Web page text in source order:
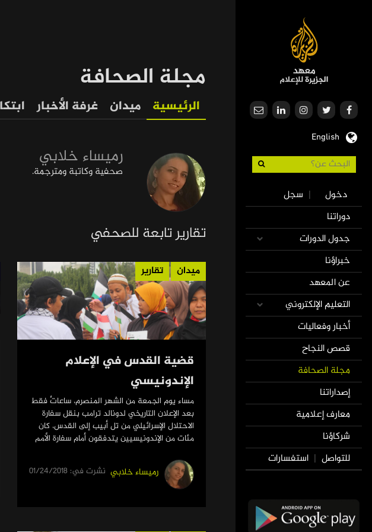
English
User
account
menu
دخول | سجل
Main
navigation
دوراتنا
جدول الدورات
خبراؤنا
عن المعهد
التعليم الإلكتروني
أخبار وفعاليات
قصص النجاح
مجلة الصحافة
إصداراتنا
معارف إعلامية
شركاؤنا
للتواصل | استفسارات
مجلة الصحافة
Journalism
الرئيسية ميدان غرفة الأخبار
رميساء خلابي
صحفية وكاتبة ومترجمة.
تقارير تابعة للصحفي
ميدان تقارير
قضية القدس في الإعلام
الإندونيسي
مساء يوم الجمعة من الشهر المنصرم، ساعاتٌ فقط
بعد الإعلان التاريخي لدونالد ترامب بنقل سفارة
الاحتلال الإسرائيلي من تل أبيب إلى القدس، كان
مئات من الإندونيسيين يتدفقون أمام سفارة الأمم
رميساء خلابي نشرت في: 01/24/2018